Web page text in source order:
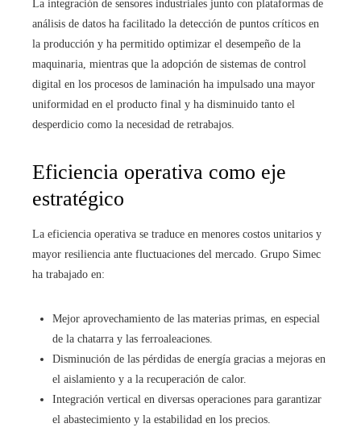
La integración de sensores industriales junto con plataformas de
análisis de datos ha facilitado la detección de puntos críticos en
la producción y ha permitido optimizar el desempeño de la
maquinaria, mientras que la adopción de sistemas de control
digital en los procesos de laminación ha impulsado una mayor
uniformidad en el producto final y ha disminuido tanto el
desperdicio como la necesidad de retrabajos.
Eficiencia operativa como eje
estratégico
La eficiencia operativa se traduce en menores costos unitarios y
mayor resiliencia ante fluctuaciones del mercado. Grupo Simec
ha trabajado en:
Mejor aprovechamiento de las materias primas, en especial
de la chatarra y las ferroaleaciones.
Disminución de las pérdidas de energía gracias a mejoras en
el aislamiento y a la recuperación de calor.
Integración vertical en diversas operaciones para garantizar
el abastecimiento y la estabilidad en los precios.